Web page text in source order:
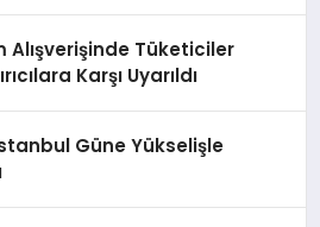
Alışverişinde Tüketiciler
Karşı Uyarıldı
Güne Yükselişle